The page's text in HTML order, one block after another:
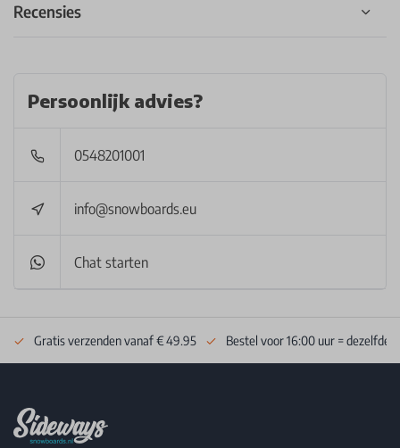
Recensies
Persoonlijk advies?
0548201001
info@snowboards.eu
Chat starten
Gratis verzenden vanaf € 49.95 Bestel voor 16:00 uur = dezelfde